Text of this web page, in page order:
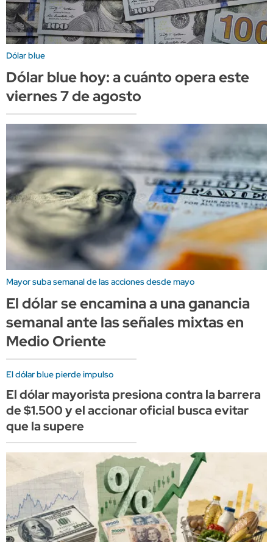
Dólar blue
Dólar blue hoy: a cuánto opera este
viernes 7 de agosto
Mayor suba semanal de las acciones desde mayo
El dólar se encamina a una ganancia
semanal ante las señales mixtas en
Medio Oriente
El dólar blue pierde impulso
El dólar mayorista presiona contra la barrera
de $1.500 y el accionar oficial busca evitar
que la supere